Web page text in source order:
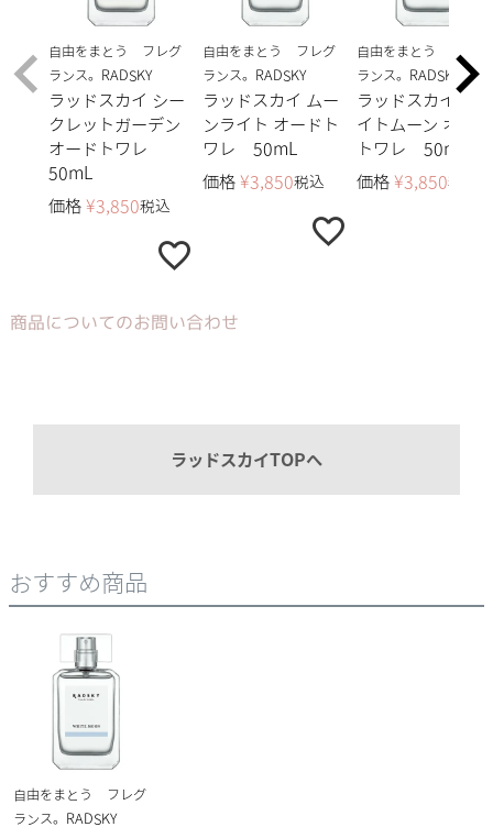
自由をまとう フレグ
ランス。RADSKY
ラッドスカイ シー
クレットガーデン
オードトワレ
50mL
価格 ¥3,850税込
自由をまとう フレグ
ランス。RADSKY
ラッドスカイ ムー
ンライト オードト
ワレ 50mL
価格 ¥3,850税込
自由をまとう フレグ
ランス。RADSKY
ラッドスカイ ホワ
イトムーン オード
トワレ 50mL
価格 ¥3,850税込
商品についてのお問い合わせ
ラッドスカイTOPへ
おすすめ商品
自由をまとう フレグ
ランス。RADSKY